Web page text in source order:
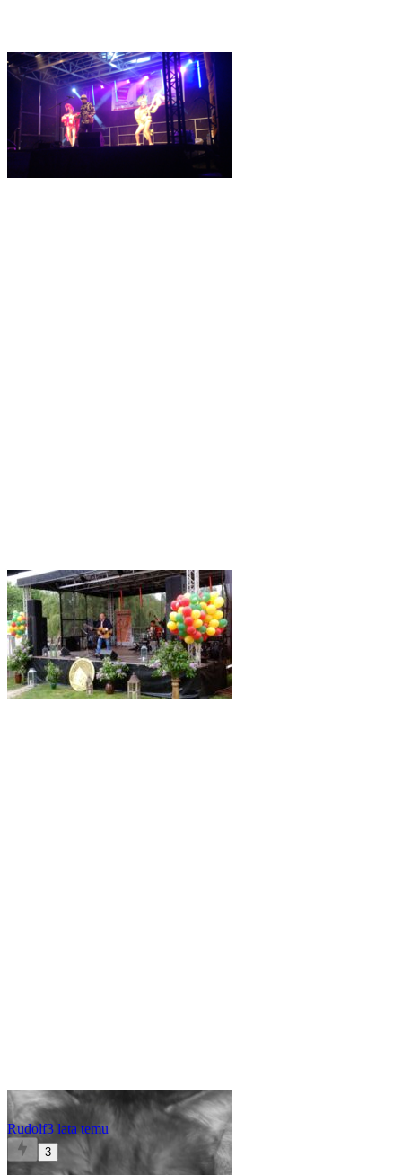
Rudolf3 lata temu
3